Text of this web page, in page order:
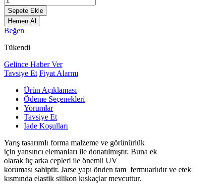
Sepete Ekle
Hemen Al
Beğen
Tükendi
Gelince Haber Ver
Tavsiye Et Fiyat Alarmı
Ürün Açıklaması
Ödeme Seçenekleri
Yorumlar
Tavsiye Et
İade Koşulları
Yarış tasarımIı forma malzeme ve görünürlük
için yansıtıcı elemanları ile donatılmıştır. Buna ek
olarak üç arka cepleri ile önemli UV
koruması sahiptir. Jarse yapı önden tam fermuarlıdır ve etek
kısmında elastik silikon kıskaçlar mevcuttur.